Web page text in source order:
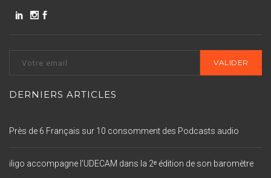
DERNIERS ARTICLES
Près de 6 Français sur 10 consomment des Podcasts audio
iligo accompagne l’UDECAM dans la 2ᵉ édition de son baromètre